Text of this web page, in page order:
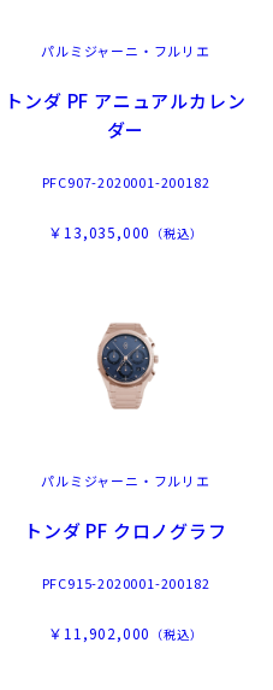
パルミジャーニ・フルリエ
トンダ PF アニュアルカレン
ダー
PFC907-2020001-200182
￥13,035,000 （税込）
パルミジャーニ・フルリエ
トンダ PF クロノグラフ
PFC915-2020001-200182
￥11,902,000 （税込）